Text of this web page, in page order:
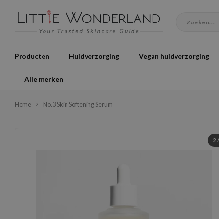
Producten Huidverzorging Vegan huidverzorging
Alle merken
Home No.3 Skin Softening Serum
2